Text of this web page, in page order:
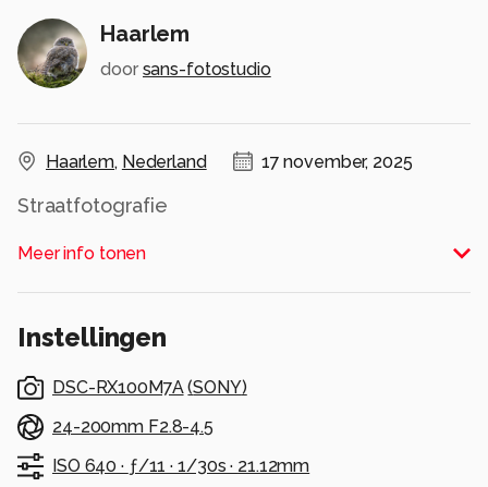
Haarlem
door sans-fotostudio
Haarlem, Nederland 17 november, 2025
Straatfotografie
Alle rechten voorbehouden
Meer info tonen
Instellingen
DSC-RX100M7A (SONY)
24-200mm F2.8-4.5
ISO 640 · ƒ/11 · 1/30s · 21.12mm